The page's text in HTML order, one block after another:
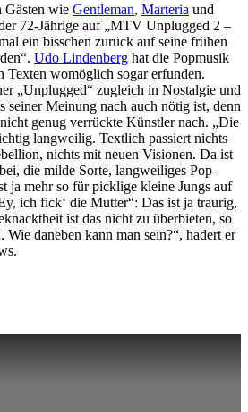
wie Gentleman, Marteria und
72-Jährige auf „MTV Unplugged 2 –
ein bisschen zurück auf seine frühen
Udo Lindenberg hat die Popmusik
Texten womöglich sogar erfunden.
„Unplugged“ zugleich in Nostalgie und
seiner Meinung nach auch nötig ist, denn
genug verrückte Künstler nach. „Die
langweilig. Textlich passiert nichts
nichts mit neuen Visionen. Da ist
die milde Sorte, langweiliges Pop-
ja mehr so für picklige kleine Jungs auf
ich fick‘ die Mutter“: Das ist ja traurig,
ist das nicht zu überbieten, so
daneben kann man sein?“, hadert er